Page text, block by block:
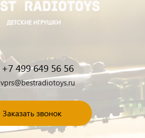
+7 499 649 56 56
vprs@bestradiotoys.ru
Заказать звонок